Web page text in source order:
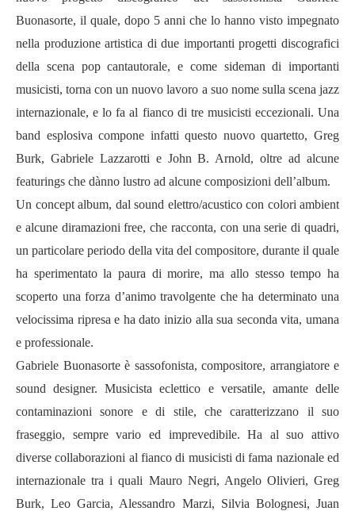
Buonasorte, il quale, dopo 5 anni che lo hanno visto impegnato
nella produzione artistica di due importanti progetti discografici
della scena pop cantautorale, e come sideman di importanti
musicisti, torna con un nuovo lavoro a suo nome sulla scena jazz
internazionale, e lo fa al fianco di tre musicisti eccezionali. Una
band esplosiva compone infatti questo nuovo quartetto, Greg
Burk, Gabriele Lazzarotti e John B. Arnold, oltre ad alcune
featurings che dànno lustro ad alcune composizioni dell’album.
Un concept album, dal sound elettro/acustico con colori ambient
e alcune diramazioni free, che racconta, con una serie di quadri,
un particolare periodo della vita del compositore, durante il quale
ha sperimentato la paura di morire, ma allo stesso tempo ha
scoperto una forza d’animo travolgente che ha determinato una
velocissima ripresa e ha dato inizio alla sua seconda vita, umana
e professionale.
Gabriele Buonasorte è sassofonista, compositore, arrangiatore e
sound designer. Musicista eclettico e versatile, amante delle
contaminazioni sonore e di stile, che caratterizzano il suo
fraseggio, sempre vario ed imprevedibile. Ha al suo attivo
diverse collaborazioni al fianco di musicisti di fama nazionale ed
internazionale tra i quali Mauro Negri, Angelo Olivieri, Greg
Burk, Leo Garcia, Alessandro Marzi, Silvia Bolognesi, Juan